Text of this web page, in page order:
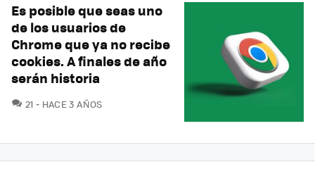
Es posible que seas uno
de los usuarios de
Chrome que ya no recibe
cookies. A finales de año
serán historia
21 COMENTARIOS
HACE 3 AÑOS